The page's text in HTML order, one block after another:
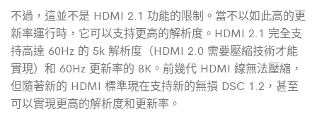
不過，這並不是 HDMI 2.1 功能的限制。當不以如此高的更
新率運行時，它可以支持更高的解析度。 HDMI 2.1 完全支
持高達 60Hz 的 5k 解析度（HDMI 2.0 需要壓縮技術才能
實現）和 60Hz 更新率的 8K。前幾代 HDMI 線無法壓縮，
但隨著新的 HDMI 標準現在支持新的無損 DSC 1.2，甚至
可以實現更高的解析度和更新率。